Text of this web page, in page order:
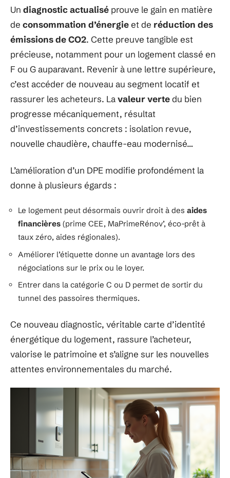
Un diagnostic actualisé prouve le gain en matière
de consommation d’énergieet de réduction des
émissions de CO2. Cette preuve tangible est
précieuse, notamment pour un logement classé en
F ou G auparavant. Revenir à une lettre supérieure,
c’est accéder de nouveau au segment locatif et
rassurer les acheteurs. Lavaleur vertedu bien
progresse mécaniquement, résultat
d’investissements concrets : isolation revue,
nouvelle chaudière, chauffe-eau modernisé…
L’amélioration d’un DPE modifie profondément la
donne à plusieurs égards :
Le logement peut désormais ouvrir droit à des aides
financières (prime CEE, MaPrimeRénov’, éco-prêt à
taux zéro, aides régionales).
Améliorer l’étiquette donne un avantage lors des
négociations sur le prix ou le loyer.
Entrer dans la catégorie C ou D permet de sortir du
tunnel des passoires thermiques.
Ce nouveau diagnostic, véritable carte d’identité
énergétique du logement, rassure l’acheteur,
valorise le patrimoine et s’aligne sur les nouvelles
attentes environnementales du marché.